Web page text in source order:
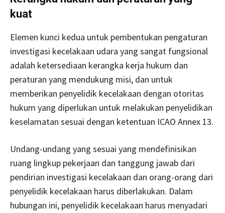
kuat
Elemen kunci kedua untuk pembentukan pengaturan
investigasi kecelakaan udara yang sangat fungsional
adalah ketersediaan kerangka kerja hukum dan
peraturan yang mendukung misi, dan untuk
memberikan penyelidik kecelakaan dengan otoritas
hukum yang diperlukan untuk melakukan penyelidikan
keselamatan sesuai dengan ketentuan ICAO Annex 13.
Undang-undang yang sesuai yang mendefinisikan
ruang lingkup pekerjaan dan tanggung jawab dari
pendirian investigasi kecelakaan dan orang-orang dari
penyelidik kecelakaan harus diberlakukan. Dalam
hubungan ini, penyelidik kecelakaan harus menyadari